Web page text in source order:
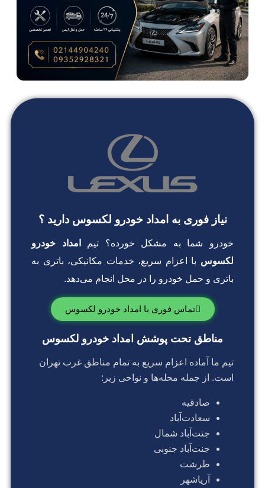
نیاز فوری به امداد خودرو لکسوس دارید ؟
خودرو شما به مشکل خورده؟ تیمامداد خودرو
لکسوسبا اعزام سریع، خدمات مکانیکی، باتری به
باتری و حمل خودرو را در محل انجام می‌دهد.
تماس فوری با امداد خودرو لکسوس
مناطق تحت پوشش امداد خودرو لکسوس
تیم ما آماده اعزام سریع به تمام مناطق غرب تهران
است. از جمله محله‌ها و نواحی زیر:
صادقیه
سعادت‌آباد
جنت‌آباد شمال
جنت‌آباد جنوبی
طرشت
آریاشهر